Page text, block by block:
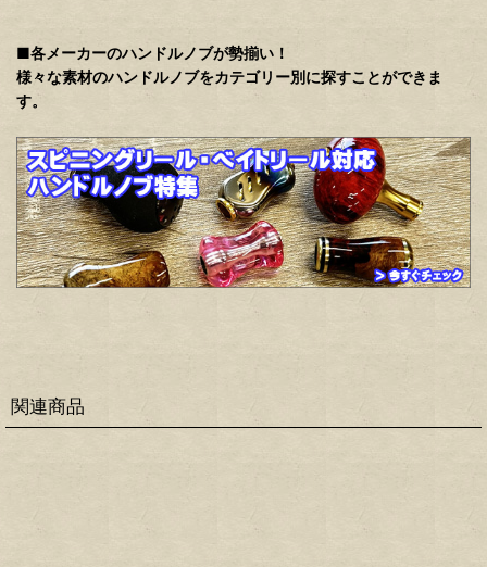
■各メーカーのハンドルノブが勢揃い！
様々な素材のハンドルノブをカテゴリー別に探すことができま
す。
関連商品